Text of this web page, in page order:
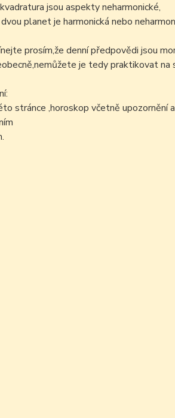
jsou aspekty neharmonické,
planet je harmonická nebo
prosím,že denní předpovědi jsou
je tedy praktikovat na
stránce ,horoskop včetně upozornění